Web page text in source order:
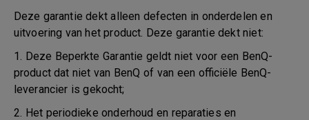
Deze garantie dekt alleen defecten in onderdelen en
uitvoering van het product. Deze garantie dekt niet:
1. Deze Beperkte Garantie geldt niet voor een BenQ-
product dat niet van BenQ of van een officiële BenQ-
leverancier is gekocht;
2. Het periodieke onderhoud en reparaties en